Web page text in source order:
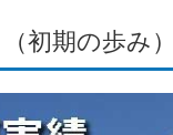
初期の歩み）